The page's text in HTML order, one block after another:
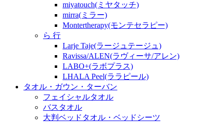
miyatouch(ミヤタッチ)
mirra(ミラー)
Montertherapy(モンテセラピー)
ら 行
Larje Taje(ラージュテージュ)
Ravissa/ALEN(ラヴィーサ/アレン)
LABO+(ラボプラス)
LHALA Peel(ララピール)
タオル・ガウン・ターバン
フェイシャルタオル
バスタオル
大判ベッドタオル・ベッドシーツ